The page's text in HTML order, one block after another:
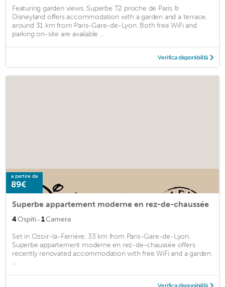
Featuring garden views, Superbe T2 proche de Paris &
Disneyland offers accommodation with a garden and a terrace,
around 31 km from Paris-Gare-de-Lyon. Both free WiFi and
parking on-site are available ...
Verifica disponibilità
a partire da
89€
Superbe appartement moderne en rez-de-chaussée
4Ospiti · 1Camera
Set in Ozoir-la-Ferrière, 33 km from Paris-Gare-de-Lyon,
Superbe appartement moderne en rez-de-chaussée offers
recently renovated accommodation with free WiFi and a garden.
...